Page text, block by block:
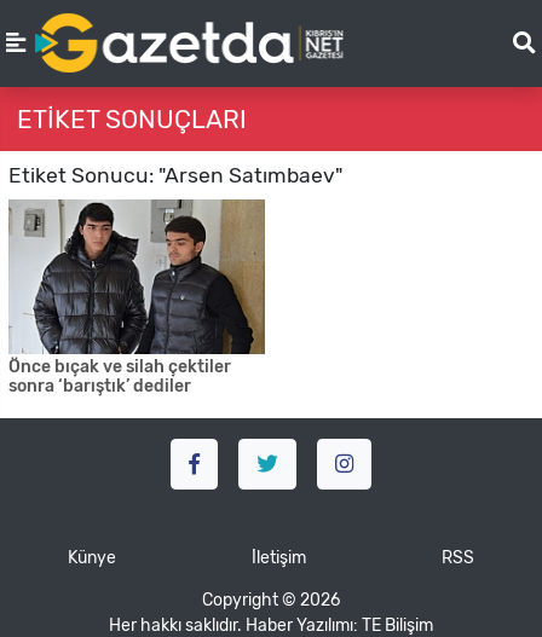
ETIKET SONUÇLARI
Etiket Sonucu: "Arsen Satımbaev"
Önce bıçak ve silah çektiler
sonra ‘barıştık’ dediler
Künye İletişim RSS
Copyright © 2026
Her hakkı saklıdır. Haber Yazılımı: TE Bilişim